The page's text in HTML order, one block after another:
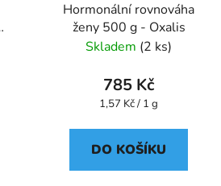
Hormonální rovnováha
ženy 500 g - Oxalis
Skladem (2 ks)
785 Kč
Měrná
1,57 Kč / 1 g
DO KOŠÍKU